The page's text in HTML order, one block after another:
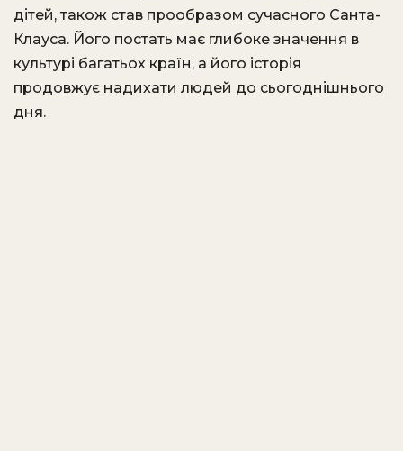
дітей, також став прообразом сучасного Санта-
Клауса. Його постать має глибоке значення в
культурі багатьох країн, а його історія
продовжує надихати людей до сьогоднішнього
дня.